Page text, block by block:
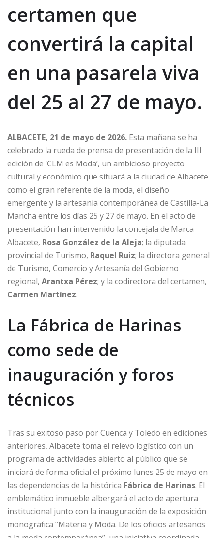
certamen que
convertirá la capital
en una pasarela viva
del 25 al 27 de mayo.
ALBACETE, 21 de mayo de 2026. Esta mañana se ha
celebrado la rueda de prensa de presentación de la III
edición de ‘CLM es Moda’, un ambicioso proyecto
cultural y económico que situará a la ciudad de Albacete
como el gran referente de la moda, el diseño
emergente y la artesanía contemporánea de Castilla-La
Mancha entre los días 25 y 27 de mayo. En el acto de
presentación han intervenido la concejala de Marca
Albacete, Rosa González de la Aleja; la diputada
provincial de Turismo, Raquel Ruiz; la directora general
de Turismo, Comercio y Artesanía del Gobierno
regional, Arantxa Pérez; y la codirectora del certamen,
Carmen Martínez.
La Fábrica de Harinas
como sede de
inauguración y foros
técnicos
Tras su exitoso paso por Cuenca y Toledo en ediciones
anteriores, Albacete toma el relevo logístico con un
programa de actividades abierto al público que se
iniciará de forma oficial el próximo lunes 25 de mayo en
las dependencias de la histórica Fábrica de Harinas. El
emblemático inmueble albergará el acto de apertura
institucional junto con la inauguración de la exposición
monográfica “Materia y Moda. De los oficios artesanos